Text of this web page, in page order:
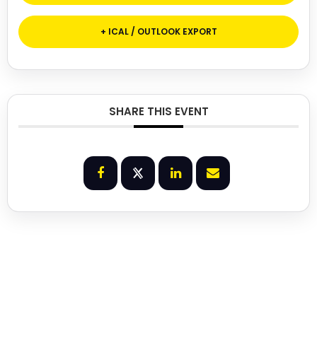
+ ICAL / OUTLOOK EXPORT
SHARE THIS EVENT